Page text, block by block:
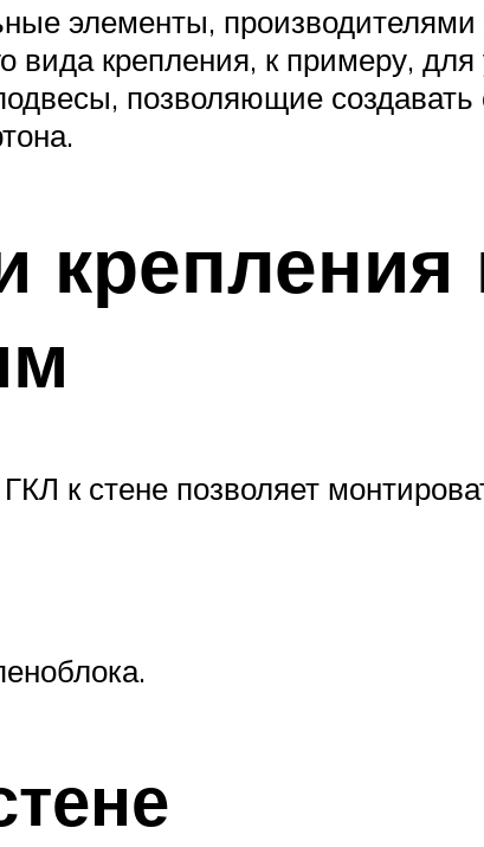
элементы, производителями
вида крепления, к примеру, для
позволяющие
к стене позволяет